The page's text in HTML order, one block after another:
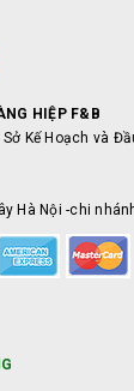
HIỆP F&B
Kế Hoạch và
Hà Nội -chi